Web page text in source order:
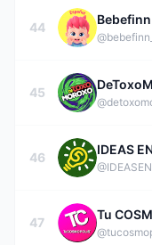
44
45
46
IDEAS
47
Tu